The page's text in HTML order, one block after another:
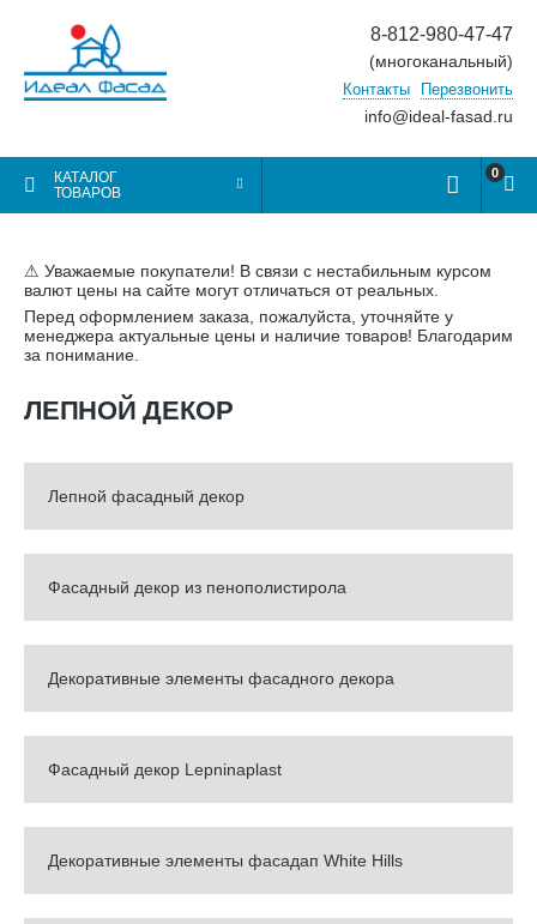
8-812-980-47-47
(многоканальный)
Контакты Перезвонить
info@ideal-fasad.ru
КАТАЛОГ
ТОВАРОВ
0
⚠ Уважаемые покупатели! В связи с нестабильным курсом
валют цены на сайте могут отличаться от реальных.
Перед оформлением заказа, пожалуйста, уточняйте у
менеджера актуальные цены и наличие товаров! Благодарим
за понимание.
ЛЕПНОЙ ДЕКОР
Лепной фасадный декор
Фасадный декор из пенополистирола
Декоративные элементы фасадного декора
Фасадный декор Lepninaplast
Декоративные элементы фасадап White Hills